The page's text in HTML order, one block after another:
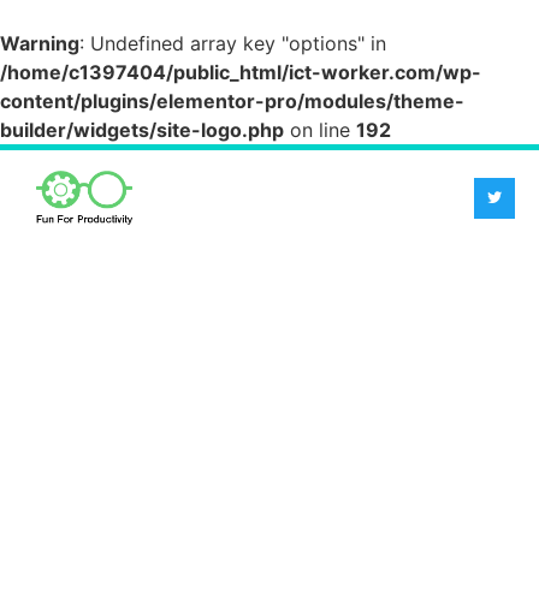
Warning: Undefined array key "options" in
/home/c1397404/public_html/ict-worker.com/wp-
content/plugins/elementor-pro/modules/theme-
builder/widgets/site-logo.php on line 192